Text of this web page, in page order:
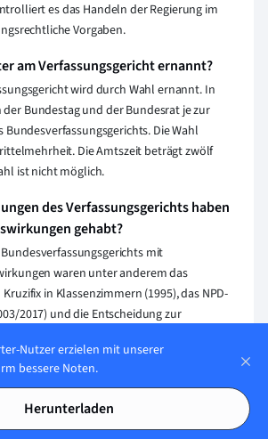
es das Handeln der Regierung im
Vorgaben.
am Verfassungsgericht ernannt?
wird durch Wahl ernannt. In
Bundestag und der Bundesrat je zur
Bundesverfassungsgerichts. Die Wahl
Die Amtszeit beträgt zwölf
ist nicht möglich.
des Verfassungsgerichts haben
gehabt?
mit
waren unter anderem das
in Klassenzimmern (1995), das NPD-
2017) und die Entscheidung zur
gesellschaftliche Diskussion nachhaltig.
Klage vor das Verfassungsgericht
Nutzer erzielen mit unserer
bessere Noten.
Herunterladen